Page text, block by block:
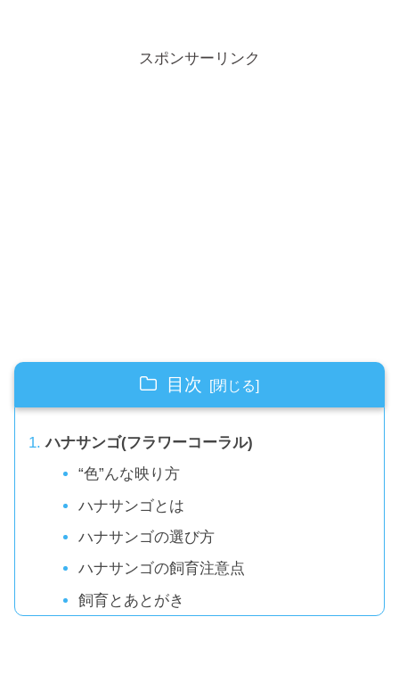
スポンサーリンク
目次
ハナサンゴ(フラワーコーラル)
“色”んな映り方
ハナサンゴとは
ハナサンゴの選び方
ハナサンゴの飼育注意点
飼育とあとがき